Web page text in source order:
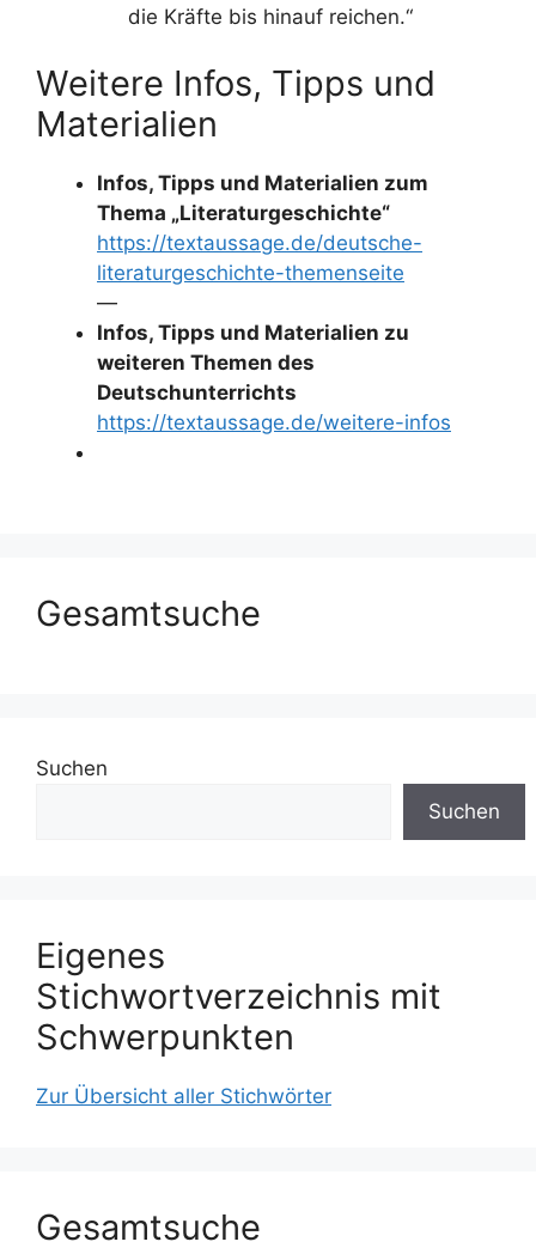
die Kräfte bis hinauf reichen.“
Weitere Infos, Tipps und
Materialien
Infos, Tipps und Materialien zum
Thema „Literaturgeschichte“
https://textaussage.de/deutsche-
literaturgeschichte-themenseite
—
Infos, Tipps und Materialien zu
weiteren Themen des
Deutschunterrichts
https://textaussage.de/weitere-infos
Gesamtsuche
Suchen
Suchen
Eigenes
Stichwortverzeichnis mit
Schwerpunkten
Zur Übersicht aller Stichwörter
Gesamtsuche